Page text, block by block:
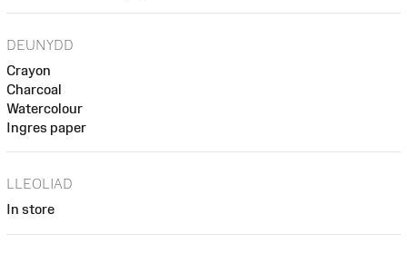
DEUNYDD
Crayon
Charcoal
Watercolour
Ingres paper
LLEOLIAD
In store